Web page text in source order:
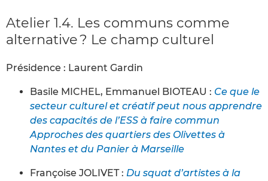
Atelier 1.4. Les communs comme
alternative ? Le champ culturel
Présidence : Laurent Gardin
Basile MICHEL, Emmanuel BIOTEAU : Ce que le
secteur culturel et créatif peut nous apprendre
des capacités de l’ESS à faire commun
Approches des quartiers des Olivettes à
Nantes et du Panier à Marseille
Françoise JOLIVET : Du squat d’artistes à la